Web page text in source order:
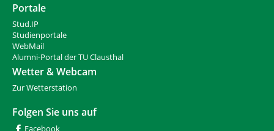
Portale
Stud.IP
Studienportale
WebMail
Alumni-Portal der TU Clausthal
Wetter & Webcam
Zur Wetterstation
Folgen Sie uns auf